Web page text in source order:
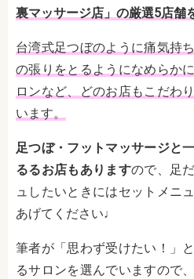
裏マッサージ店」の厳選5店舗
台湾式足つぼのように痛気持
の張りをとるようになめらか
ロンなど、どのお店もこだわ
います。
足つぼ・フットマッサージと
るるお店もありますので、足
ュしたいときにはセットメニ
あげてください♩
筆者が「思わず受けたい！」
るサロンを選んでいますので